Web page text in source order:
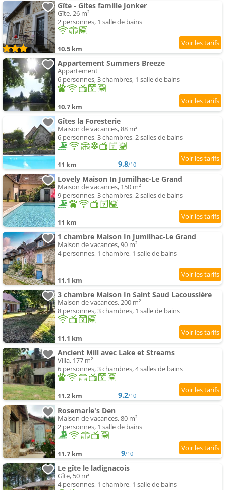
Gîte - Gites famille Jonker
Gîte, 26 m²
2 personnes, 1 salle de bains
10.5 km
Appartement Summers Breeze
Appartement
6 personnes, 3 chambres, 1 salle de bains
10.7 km
Gîtes la Foresterie
Maison de vacances, 88 m²
6 personnes, 3 chambres, 2 salles de bains
11 km 9.8/10
Lovely Maison In Jumilhac-Le Grand
Maison de vacances, 150 m²
9 personnes, 3 chambres, 2 salles de bains
11 km
1 chambre Maison In Jumilhac-Le Grand
Maison de vacances, 90 m²
4 personnes, 1 chambre, 1 salle de bains
11.1 km
3 chambre Maison In Saint Saud Lacoussière
Maison de vacances, 200 m²
8 personnes, 3 chambres, 1 salle de bains
11.1 km
Ancient Mill avec Lake et Streams
Villa, 177 m²
6 personnes, 3 chambres, 4 salles de bains
11.2 km 9.2/10
Rosemarie's Den
Maison de vacances, 80 m²
2 personnes, 1 salle de bains
11.7 km 9/10
Le gîte le ladignacois
Gîte, 50 m²
4 personnes, 1 chambre, 1 salle de bains